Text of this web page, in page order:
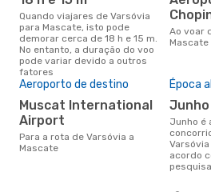
Quando viajares de Varsóvia
para Mascate, isto pode
demorar cerca de 18 h e 15 m.
No entanto, a duração do voo
pode variar devido a outros
fatores
Ao voar de Varsóvia para
Mascate
Aeroporto de destino
Muscat International
Airport
Para a rota de Varsóvia a
Mascate
Época
junho
junho é a altura mais
acordo